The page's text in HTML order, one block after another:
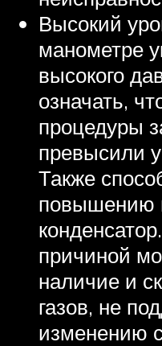
Высокий
манометре
высокого
означать,
процедуры
превысили
Также
повышению
причиной
наличие и
газов, не
изменению